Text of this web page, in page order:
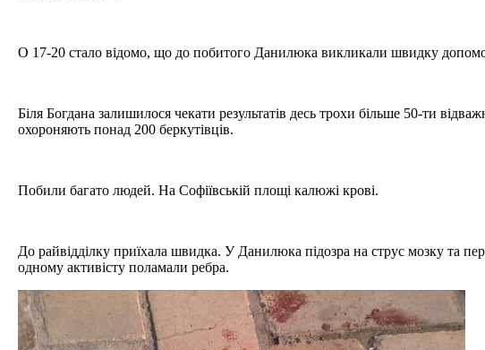
О 17-20 стало відомо, що до побитого Данилюка викликали швидку
Біля Богдана залишилося чекати результатів десь трохи більше 50-ти
охороняють понад 200 беркутівців.
Побили багато людей. На Софіївській площі калюжі крові.
До райвідділку приїхала швидка. У Данилюка підозра на струс мозку та
одному активісту поламали ребра.